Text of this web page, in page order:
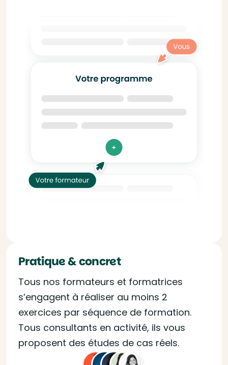
Pratique & concret
Tous nos formateurs et formatrices
s’engagent à réaliser au moins 2
exercices par séquence de formation.
Tous consultants en activité, ils vous
proposent des études de cas réels.